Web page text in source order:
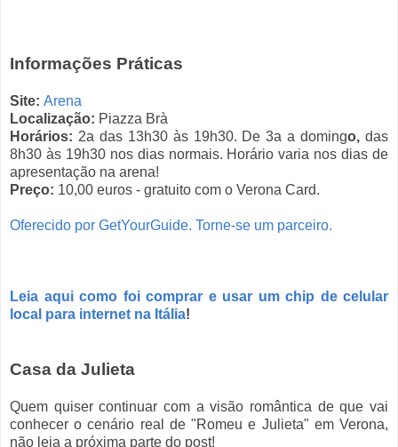
Informações Práticas
Site: Arena
Localização: Piazza Brà
Horários: 2a das 13h30 às 19h30. De 3a a domingo,das
8h30 às 19h30 nos dias normais. Horário varia nos dias de
apresentação na arena!
Preço: 10,00 euros - gratuito com o Verona Card.
Oferecido por GetYourGuide. Torne-se um parceiro.
Leia aqui como foi comprar e usar um chip de celular
local para internet na Itália!
Casa da Julieta
Quem quiser continuar com a visão romântica de que vai
conhecer o cenário real de "Romeu e Julieta" em Verona,
não leia a próxima parte do post!